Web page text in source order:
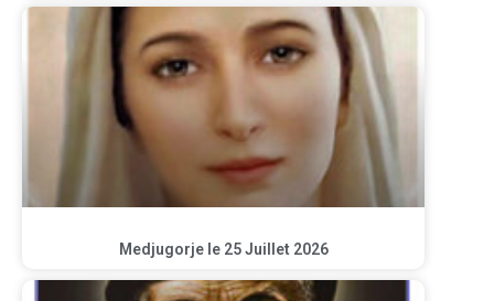
Medjugorje le 25 Juillet 2026